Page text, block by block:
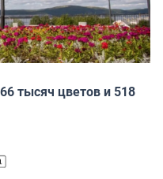
тысяч цветов и 518